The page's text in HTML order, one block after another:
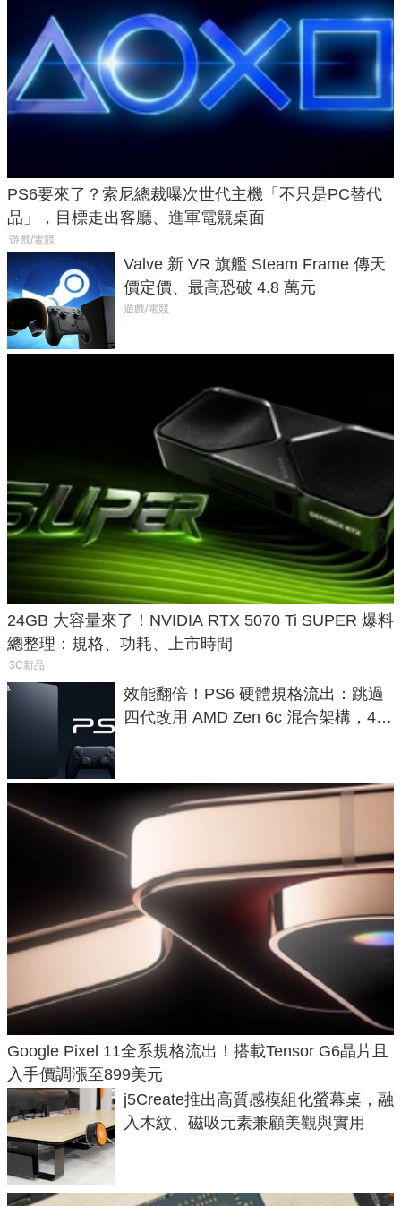
PS6要來了？索尼總裁曝次世代主機「不只是PC替代
品」，目標走出客廳、進軍電競桌面
遊戲/電競
Valve 新 VR 旗艦 Steam Frame 傳天
價定價、最高恐破 4.8 萬元
遊戲/電競
24GB 大容量來了！NVIDIA RTX 5070 Ti SUPER 爆料
總整理：規格、功耗、上市時間
3C新品
效能翻倍！PS6 硬體規格流出：跳過
四代改用 AMD Zen 6c 混合架構，4K
Google Pixel 11全系規格流出！搭載Tensor G6晶片且
入手價調漲至899美元
j5Create推出高質感模組化螢幕桌，融
入木紋、磁吸元素兼顧美觀與實用